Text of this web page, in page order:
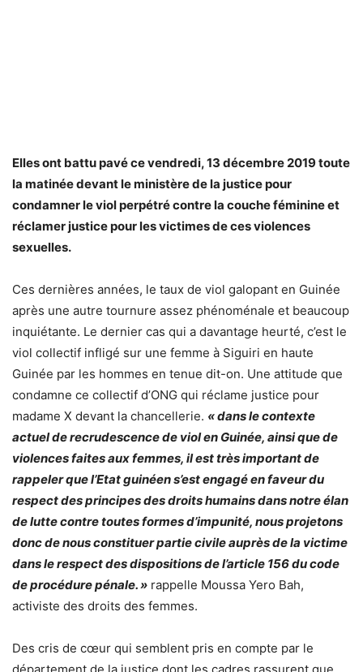
Elles ont battu pavé ce vendredi, 13 décembre 2019 toute
la matinée devant le ministère de la justice pour
condamner le viol perpétré contre la couche féminine et
réclamer justice pour les victimes de ces violences
sexuelles.
Ces dernières années, le taux de viol galopant en Guinée
après une autre tournure assez phénoménale et beaucoup
inquiétante. Le dernier cas qui a davantage heurté, c’est le
viol collectif infligé sur une femme à Siguiri en haute
Guinée par les hommes en tenue dit-on. Une attitude que
condamne ce collectif d’ONG qui réclame justice pour
madame X devant la chancellerie. « dans le contexte
actuel de recrudescence de viol en Guinée, ainsi que de
violences faites aux femmes, il est très important de
rappeler que l’Etat guinéen s’est engagé en faveur du
respect des principes des droits humains dans notre élan
de lutte contre toutes formes d’impunité, nous projetons
donc de nous constituer partie civile auprès de la victime
dans le respect des dispositions de l’article 156 du code
de procédure pénale. » rappelle Moussa Yero Bah,
activiste des droits des femmes.
Des cris de cœur qui semblent pris en compte par le